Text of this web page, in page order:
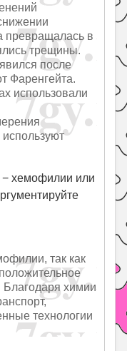
превращалась в
трещины.
после
Фаренгейта.
использовали
− хемофилии или
так как
Благодаря химии
технологии